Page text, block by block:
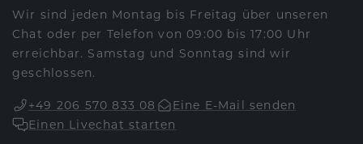
Wir sind jeden Montag bis Freitag über unseren
Chat oder per Telefon von 09:00 bis 17:00 Uhr
erreichbar. Samstag und Sonntag sind wir
geschlossen.
+49 206 570 833 08
Eine E-Mail senden
Einen Livechat starten